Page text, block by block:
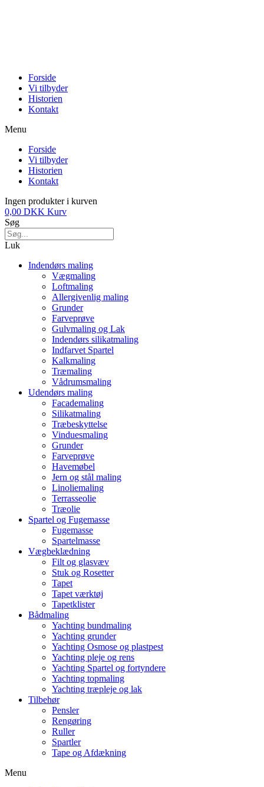
Forside
Vi tilbyder
Historien
Kontakt
Menu
Forside
Vi tilbyder
Historien
Kontakt
Ingen produkter i kurven
0,00 DKK Kurv
Søg
Luk
Indendørs maling
Vægmaling
Loftmaling
Allergivenlig maling
Grunder
Farveprøve
Gulvmaling og Lak
Indendørs silikatmaling
Indfarvet Spartel
Kalkmaling
Træmaling
Vådrumsmaling
Udendørs maling
Facademaling
Silikatmaling
Træbeskyttelse
Vinduesmaling
Grunder
Farveprøve
Havemøbel
Jern og stål maling
Linoliemaling
Terrasseolie
Træolie
Spartel og Fugemasse
Fugemasse
Spartelmasse
Vægbeklædning
Filt og glasvæv
Stuk og Rosetter
Tapet
Tapet værktøj
Tapetklister
Bådmaling
Yachting bundmaling
Yachting grunder
Yachting Osmose og plastpest
Yachting pleje og rens
Yachting Spartel og fortyndere
Yachting topmaling
Yachting træpleje og lak
Tilbehør
Pensler
Rengøring
Ruller
Spartler
Tape og Afdækning
Menu